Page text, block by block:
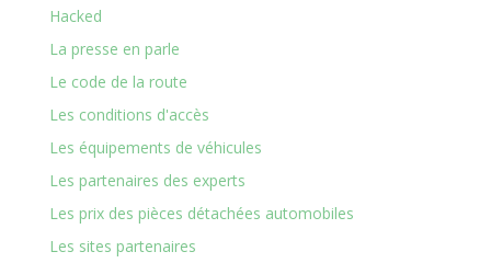
Hacked
La presse en parle
Le code de la route
Les conditions d'accès
Les équipements de véhicules
Les partenaires des experts
Les prix des pièces détachées automobiles
Les sites partenaires